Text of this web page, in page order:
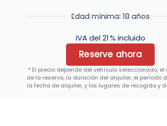
Edad mínima: 18 años
IVA del 21 % incluido
Reserve ahora
* El precio depende del vehículo seleccionado, el
de la reserva, la duración del alquiler, el período
la fecha de alquiler, y los lugares de recogida y